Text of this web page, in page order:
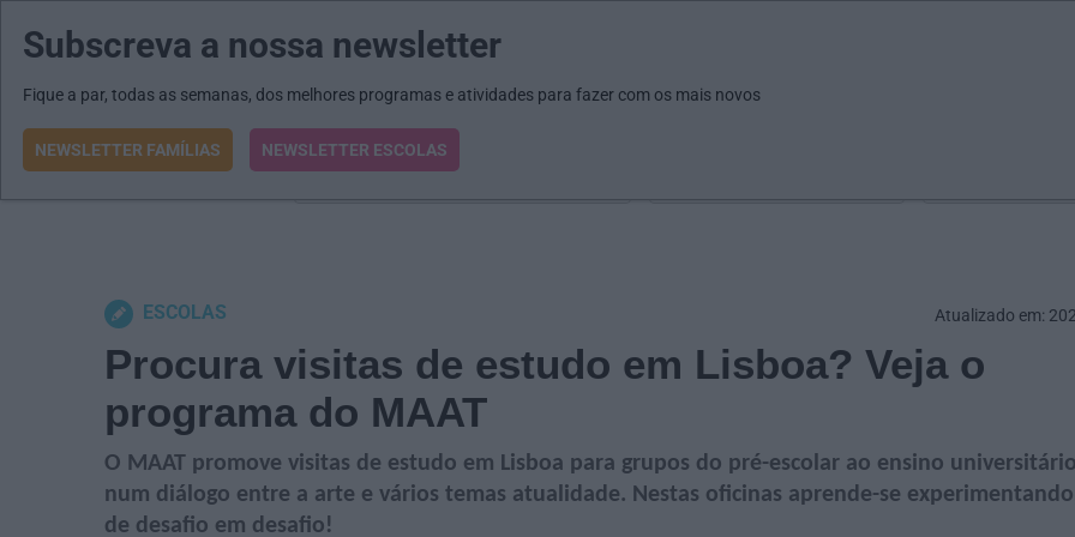
MENU MAIL JORNAIS
O que procura?
ESCOLAS
Procura visitas de estudo em Lisboa? Veja o
programa do MAAT
O MAAT promove visitas de estudo em Lisboa para grupos do pré-escolar ao ensino
num diálogo entre a arte e vários temas atualidade. Nestas oficinas aprende-se
de desafio em desafio!
Atualizado em:
Subscreva a nossa newsletter
Fique a par, todas as semanas, dos melhores programas e atividades para fazer com os mais novos
NEWSLETTER FAMÍLIAS NEWSLETTER ESCOLAS